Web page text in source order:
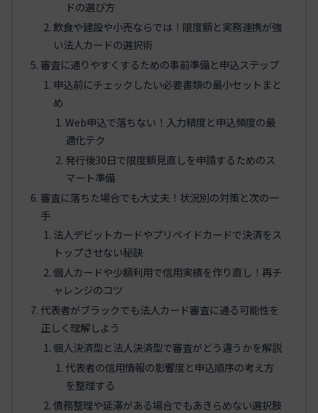
ドの選び方
飲食や建設や小売ならでは！限度額と実務連携が強
い法人カードの選択術
審査に通りやすくするための事前準備と申込ステップ
申込前にチェックしたい必要書類の最小セットまと
め
Web申込で落ちない！入力精度と申込頻度の最
適化テク
発行後30日で限度額見直しを申請するためのス
マート準備
審査に落ちた場合でも大丈夫！状況別の対策と次の一
手
法人デビットカードやプリペイドカードで決済をス
トップさせない秘訣
個人カードや少額利用で信用実績を作り直し！再チ
ャレンジのコツ
代表者がブラックでも法人カード審査に通る可能性を
正しく理解しよう
個人決済型と法人決済型で審査がどう違うかを解説
代表者の信用情報の影響度と申込順序の考え方
を整理する
債務整理や延滞がある場合でもあきらめない選択肢